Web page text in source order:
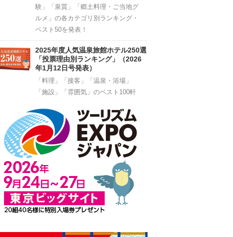
験」「泉質」「郷土料理・ご当地グ
ルメ」の各カテゴリ別ランキング・
ベスト50を発表！
2025年度人気温泉旅館ホテル250選
「投票理由別ランキング」（2026
年1月12日号発表）
「料理」「接客」「温泉・浴場」
「施設」「雰囲気」のベスト100軒